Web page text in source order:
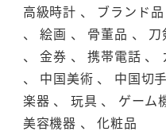
高級時計 、 ブランド
、 絵画 、 骨董品 、
、 金券 、 携帯電話 、
、 中国美術 、 中国切
楽器 、 玩具 、 ゲーム
美容機器 、 化粧品